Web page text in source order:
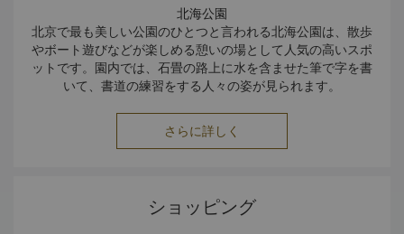
北海公園
北京で最も美しい公園のひとつと言われる北海公園は、散歩
やボート遊びなどが楽しめる憩いの場として人気の高いスポ
ットです。園内では、石畳の路上に水を含ませた筆で字を書
いて、書道の練習をする人々の姿が見られます。
で遡ります。
オリンピック公園
と呼ばれる北京国家水泳センターがあります。 また、園内に
さらに詳しく
ショッピング